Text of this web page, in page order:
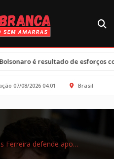
conjuntos e clima tenso
07/08/2026 04:01 Brasil
Nikolas Ferreira defende apoio a Flávio Bolsonaro e critica interpretações de suas declarações